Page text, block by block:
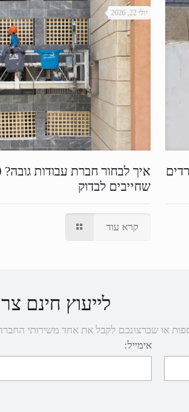
יולי 22, 2026
שחייבים לבדוק
קרא עוד
לייעוץ חינם
או שברצונכם לקבל את אחד משירותי החברה, אל
אימייל: